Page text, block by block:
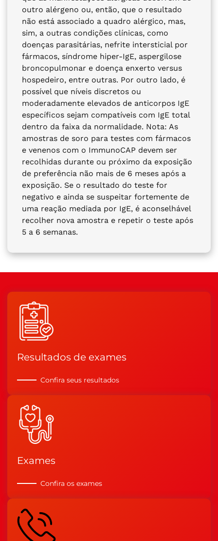
outro alérgeno ou, então, que o resultado
não está associado a quadro alérgico, mas,
sim, a outras condições clínicas, como
doenças parasitárias, nefrite intersticial por
fármacos, síndrome hiper-IgE, aspergilose
broncopulmonar e doença enxerto versus
hospedeiro, entre outras. Por outro lado, é
possível que níveis discretos ou
moderadamente elevados de anticorpos IgE
específicos sejam compatíveis com IgE total
dentro da faixa da normalidade. Nota: As
amostras de soro para testes com fármacos
e venenos com o ImmunoCAP devem ser
recolhidas durante ou próximo da exposição
de preferência não mais de 6 meses após a
exposição. Se o resultado do teste for
negativo e ainda se suspeitar fortemente de
uma reação mediada por IgE, é aconselhável
recolher nova amostra e repetir o teste após
5 a 6 semanas.
Resultados de exames
Confira seus resultados
Exames
Confira os exames